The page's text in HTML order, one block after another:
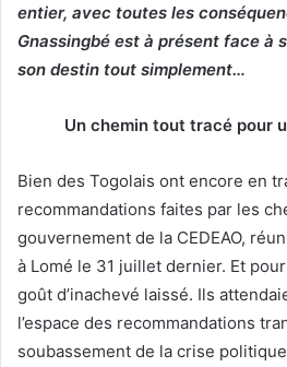
entier, avec toutes les
Gnassingbé est à présent face à
son destin tout simplement…
Un chemin tout tracé pour
Bien des Togolais ont encore en
recommandations faites par les
gouvernement de la CEDEAO,
à Lomé le 31 juillet dernier. Et
goût d’inachevé laissé. Ils
l’espace des recommandations
soubassement de la crise